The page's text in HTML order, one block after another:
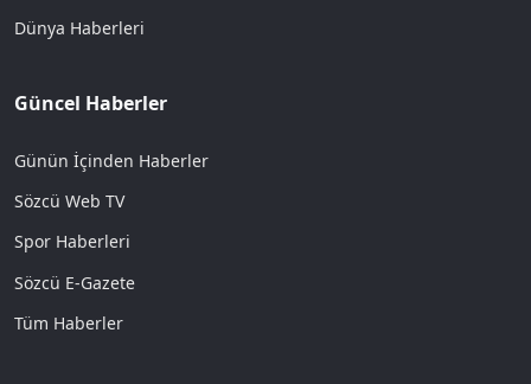
Dünya Haberleri
Güncel Haberler
Günün İçinden Haberler
Sözcü Web TV
Spor Haberleri
Sözcü E-Gazete
Tüm Haberler